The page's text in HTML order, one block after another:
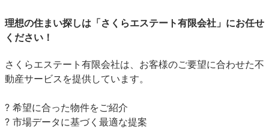
理想の住まい探しは「さくらエステート有限会社」にお任せ
ください！
さくらエステート有限会社は、お客様のご要望に合わせた不
動産サービスを提供しています。
? 希望に合った物件をご紹介
? 市場データに基づく最適な提案